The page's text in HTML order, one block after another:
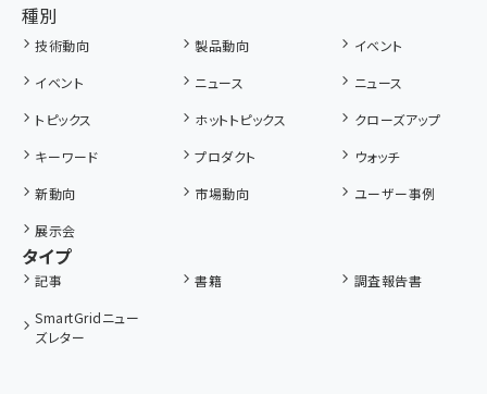
種別
技術動向 製品動向
イベント
イベント
ニュース
ニュース
トピックス
ホットトピックス
クローズアップ
キーワード
プロダクト
ウォッチ
新動向
市場動向
ユーザー事例
展示会
タイプ
記事 書籍
調査報告書
SmartGridニュー
ズレター